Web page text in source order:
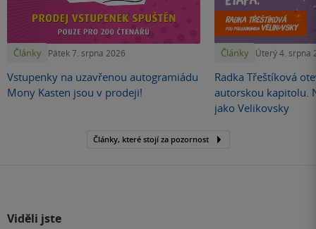
Články Pátek 7. srpna 2026
Vstupenky na uzavřenou autogramiádu
Mony Kasten jsou v prodeji!
Články Úterý 4. srpna
Radka Třeštíková
autorskou kapitolu.
jako Velikovsky
Články, které stojí za pozornost
Viděli jste